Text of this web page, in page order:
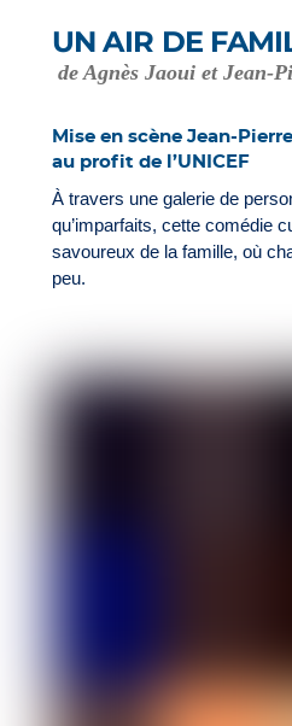
UN AIR DE
de Agnès Jaoui et Jean-
Mise en scène Jean-
au profit de l’UNICEF
À travers une galerie de
qu’imparfaits, cette comédie
savoureux de la famille, où
peu.